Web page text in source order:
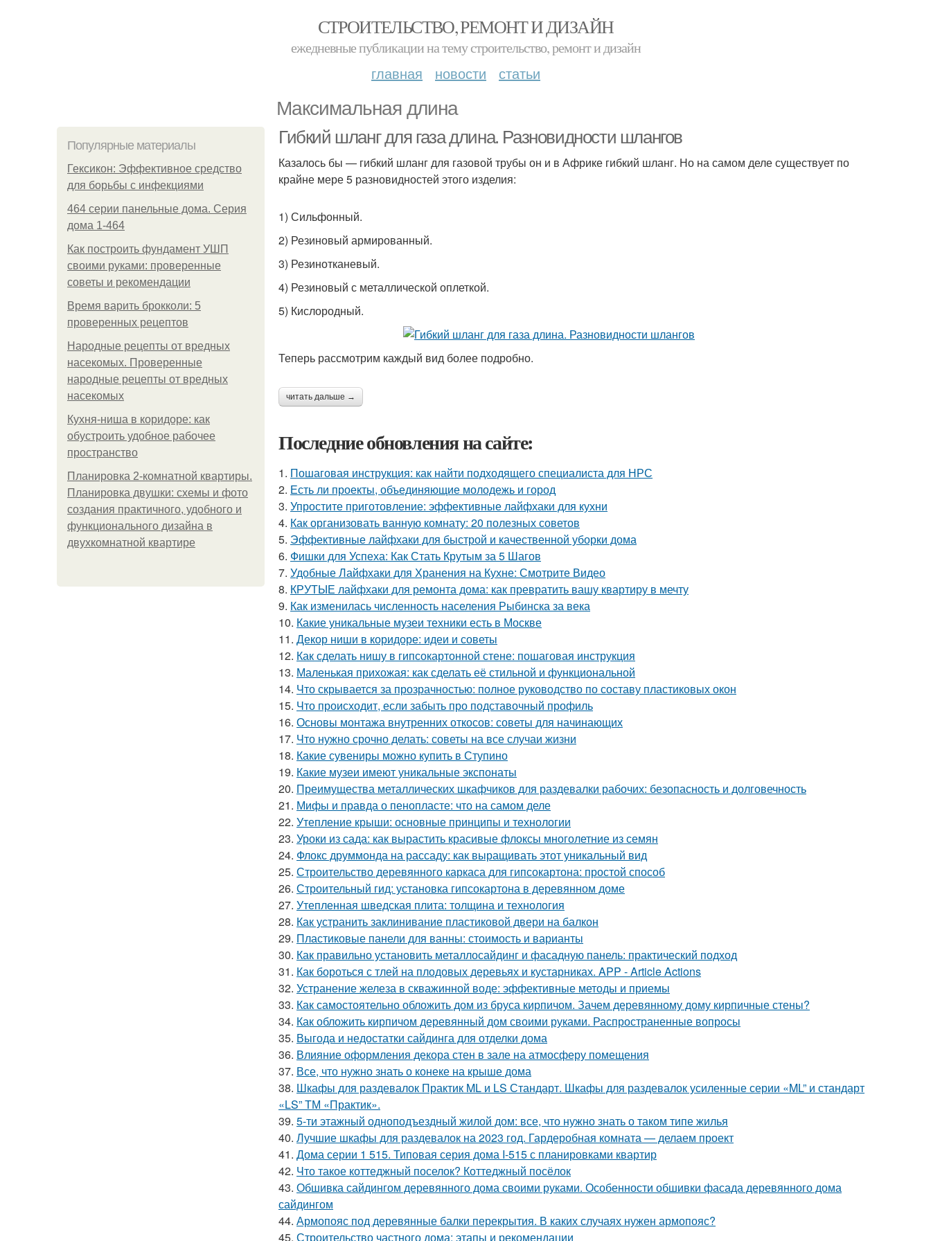
СТРОИТЕЛЬСТВО, РЕМОНТ И ДИЗАЙН
ежедневные публикации на тему строительство, ремонт и дизайн
главная новости статьи
Максимальная длина
Популярные материалы
Гексикон: Эффективное средство
для борьбы с инфекциями
464 серии панельные дома. Серия
дома 1-464
Как построить фундамент УШП
своими руками: проверенные
советы и рекомендации
Время варить брокколи: 5
проверенных рецептов
Народные рецепты от вредных
насекомых. Проверенные
народные рецепты от вредных
насекомых
Кухня-ниша в коридоре: как
обустроить удобное рабочее
пространство
Планировка 2-комнатной квартиры.
Планировка двушки: схемы и фото
создания практичного, удобного и
функционального дизайна в
двухкомнатной квартире
Гибкий шланг для газа длина. Разновидности шлангов
Казалось бы — гибкий шланг для газовой трубы он и в Африке гибкий шланг. Но на самом деле существует по
крайне мере 5 разновидностей этого изделия:
1) Сильфонный.
2) Резиновый армированный.
3) Резинотканевый.
4) Резиновый с металлической оплеткой.
5) Кислородный.
Теперь рассмотрим каждый вид более подробно.
читать дальше →
Последние обновления на сайте:
1. Пошаговая инструкция: как найти подходящего специалиста для НРС
2. Есть ли проекты, объединяющие молодежь и город
3. Упростите приготовление: эффективные лайфхаки для кухни
4. Как организовать ванную комнату: 20 полезных советов
5. Эффективные лайфхаки для быстрой и качественной уборки дома
6. Фишки для Успеха: Как Стать Крутым за 5 Шагов
7. Удобные Лайфхаки для Хранения на Кухне: Смотрите Видео
8. КРУТЫЕ лайфхаки для ремонта дома: как превратить вашу квартиру в мечту
9. Как изменилась численность населения Рыбинска за века
10. Какие уникальные музеи техники есть в Москве
11. Декор ниши в коридоре: идеи и советы
12. Как сделать нишу в гипсокартонной стене: пошаговая инструкция
13. Маленькая прихожая: как сделать её стильной и функциональной
14. Что скрывается за прозрачностью: полное руководство по составу пластиковых окон
15. Что происходит, если забыть про подставочный профиль
16. Основы монтажа внутренних откосов: советы для начинающих
17. Что нужно срочно делать: советы на все случаи жизни
18. Какие сувениры можно купить в Ступино
19. Какие музеи имеют уникальные экспонаты
20. Преимущества металлических шкафчиков для раздевалки рабочих: безопасность и долговечность
21. Мифы и правда о пенопласте: что на самом деле
22. Утепление крыши: основные принципы и технологии
23. Уроки из сада: как вырастить красивые флоксы многолетние из семян
24. Флокс друммонда на рассаду: как выращивать этот уникальный вид
25. Строительство деревянного каркаса для гипсокартона: простой способ
26. Строительный гид: установка гипсокартона в деревянном доме
27. Утепленная шведская плита: толщина и технология
28. Как устранить заклинивание пластиковой двери на балкон
29. Пластиковые панели для ванны: стоимость и варианты
30. Как правильно установить металлосайдинг и фасадную панель: практический подход
31. Как бороться с тлей на плодовых деревьях и кустарниках. APP - Article Actions
32. Устранение железа в скважинной воде: эффективные методы и приемы
33. Как самостоятельно обложить дом из бруса кирпичом. Зачем деревянному дому кирпичные стены?
34. Как обложить кирпичом деревянный дом своими руками. Распространенные вопросы
35. Выгода и недостатки сайдинга для отделки дома
36. Влияние оформления декора стен в зале на атмосферу помещения
37. Все, что нужно знать о конеке на крыше дома
38. Шкафы для раздевалок Практик ML и LS Стандарт. Шкафы для раздевалок усиленные серии «ML” и стандарт
«LS” ТМ «Практик».
39. 5-ти этажный одноподъездный жилой дом: все, что нужно знать о таком типе жилья
40. Лучшие шкафы для раздевалок на 2023 год. Гардеробная комната — делаем проект
41. Дома серии 1 515. Типовая серия дома I-515 с планировками квартир
42. Что такое коттеджный поселок? Коттеджный посёлок
43. Обшивка сайдингом деревянного дома своими руками. Особенности обшивки фасада деревянного дома
сайдингом
44. Армопояс под деревянные балки перекрытия. В каких случаях нужен армопояс?
45. Строительство частного дома: этапы и рекомендации